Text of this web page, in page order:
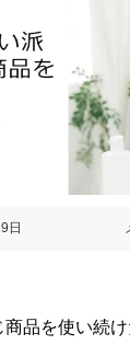
日
商品を使い続